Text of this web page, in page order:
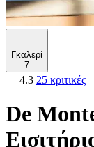
Γκαλερί
7
4.3 25 κριτικές
De